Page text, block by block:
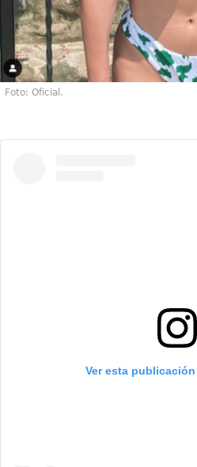
Foto: Oficial.
Ver esta